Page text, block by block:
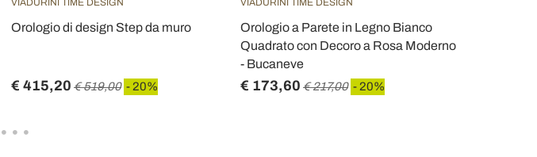
VIADURINI TIME DESIGN
Orologio di design Step da muro
€ 415,20 € 519,00 - 20%
VIADURINI TIME DESIGN
Orologio a Parete in Legno Bianco
Quadrato con Decoro a Rosa Moderno
- Bucaneve
€ 173,60 € 217,00 - 20%